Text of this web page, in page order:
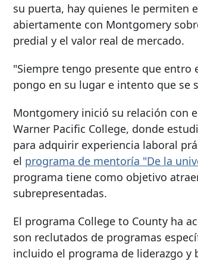
su puerta, hay quienes le permiten
abiertamente con Montgomery
predial y el valor real de mercado.
"Siempre tengo presente que entro
pongo en su lugar e intento que se
Montgomery inició su relación con
Warner Pacific College, donde
para adquirir experiencia laboral
el programa de mentoría "De la
programa tiene como objetivo
subrepresentadas.
El programa College to County ha
son reclutados de programas
incluido el programa de liderazgo y